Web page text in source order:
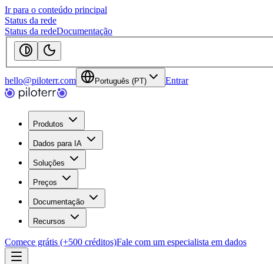
Ir para o conteúdo principal
Status da rede
Status da redeDocumentação
hello@piloterr.com Português (PT) Entrar
Produtos
Dados para IA
Soluções
Preços
Documentação
Recursos
Comece grátis (+500 créditos)Fale com um especialista em dados